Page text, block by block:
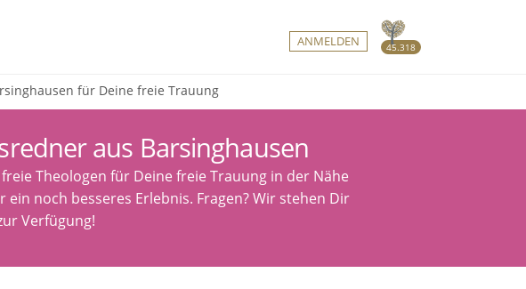
45.318
ANMELDEN
für Deine freie Trauung
aus Barsinghausen
Theologen für Deine freie Trauung in der Nähe
noch besseres Erlebnis. Fragen? Wir stehen Dir
Verfügung!